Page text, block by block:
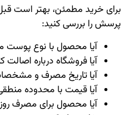
برای خرید مطمئن، بهتر است
پرسش را بررسی کنید:
آیا محصول با نوع پوست
آیا فروشگاه درباره
آیا تاریخ مصرف و
آیا قیمت با محدوده
آیا محصول برای مصرف